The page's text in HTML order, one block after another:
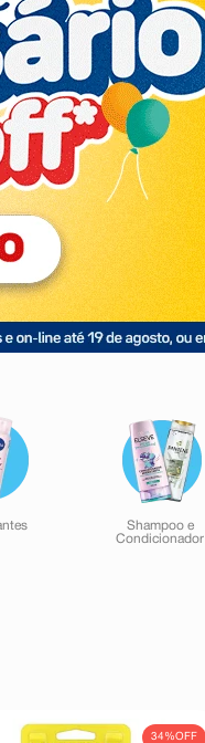
Shampoo e
Condicionador
34%OFF